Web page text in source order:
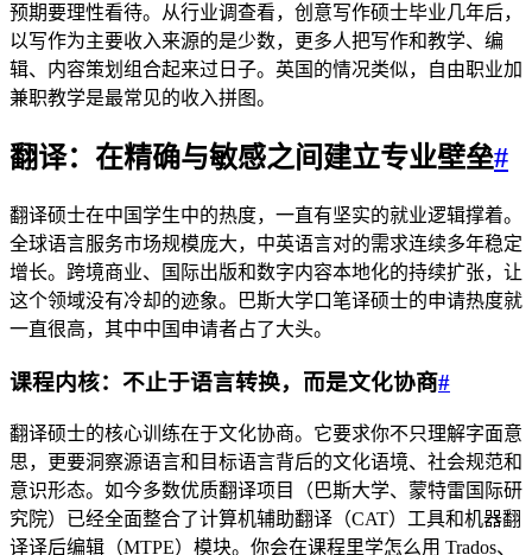
预期要理性看待。从行业调查看，创意写作硕士毕业几年后，
以写作为主要收入来源的是少数，更多人把写作和教学、编
辑、内容策划组合起来过日子。英国的情况类似，自由职业加
兼职教学是最常见的收入拼图。
翻译：在精确与敏感之间建立专业壁垒#
翻译硕士在中国学生中的热度，一直有坚实的就业逻辑撑着。
全球语言服务市场规模庞大，中英语言对的需求连续多年稳定
增长。跨境商业、国际出版和数字内容本地化的持续扩张，让
这个领域没有冷却的迹象。巴斯大学口笔译硕士的申请热度就
一直很高，其中中国申请者占了大头。
课程内核：不止于语言转换，而是文化协商#
翻译硕士的核心训练在于文化协商。它要求你不只理解字面意
思，更要洞察源语言和目标语言背后的文化语境、社会规范和
意识形态。如今多数优质翻译项目（巴斯大学、蒙特雷国际研
究院）已经全面整合了计算机辅助翻译（CAT）工具和机器翻
译译后编辑（MTPE）模块。你会在课程里学怎么用 Trados、